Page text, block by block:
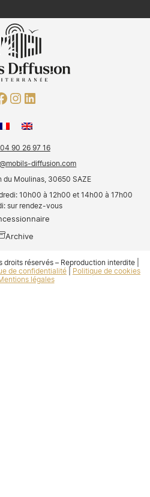
04 90 26 97 16
diffusion.com
du Moulinas, 30650 SAZE
10h00 à 12h00 et 14h00 à 17h00
sur rendez-vous
Archive
réservés – Reproduction interdite |
de confidentialité
Politique de cookies
légales